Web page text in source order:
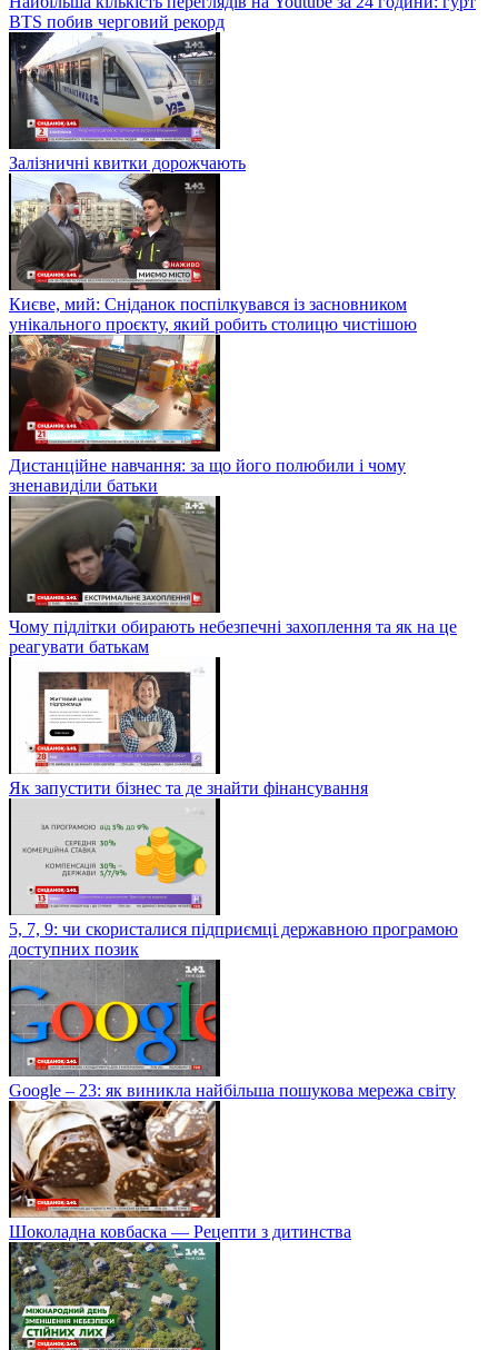
BTS побив черговий рекорд
Залізничні квитки дорожчають
Києве, мий: Сніданок поспілкувався із засновником
унікального проєкту, який робить столицю чистішою
Дистанційне навчання: за що його полюбили і чому
зненавиділи батьки
Чому підлітки обирають небезпечні захоплення та як на це
реагувати батькам
Як запустити бізнес та де знайти фінансування
5, 7, 9: чи скористалися підприємці державною програмою
доступних позик
Google – 23: як виникла найбільша пошукова мережа світу
Шоколадна ковбаска — Рецепти з дитинства